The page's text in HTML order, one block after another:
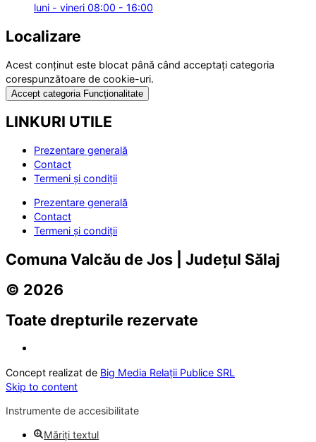
luni - vineri 08:00 - 16:00
Localizare
Acest conținut este blocat până când acceptați categoria
corespunzătoare de cookie-uri.
Accept categoria Funcționalitate
LINKURI UTILE
Prezentare generală
Contact
Termeni și condiții
Prezentare generală
Contact
Termeni și condiții
Comuna Valcău de Jos | Județul Sălaj
© 2026
Toate drepturile rezervate
Concept realizat de Big Media Relații Publice SRL
Skip to content
Instrumente de accesibilitate
Măriți textul